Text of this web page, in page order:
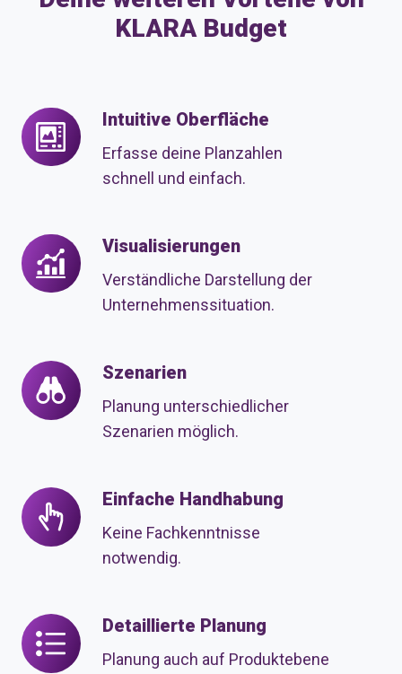
KLARA Budget
Intuitive Oberfläche
Erfasse deine Planzahlen
schnell und einfach.
Intuitive
Oberfläche
Visualisierungen
Verständliche Darstellung der
Unternehmenssituation.
Visualisierungen
Szenarien
Planung unterschiedlicher
Szenarien möglich.
Szenarien
Einfache Handhabung
Keine Fachkenntnisse
notwendig.
Einfache
Handhabung
Detaillierte Planung
Planung auch auf Produktebene
Detaillierte
Planung